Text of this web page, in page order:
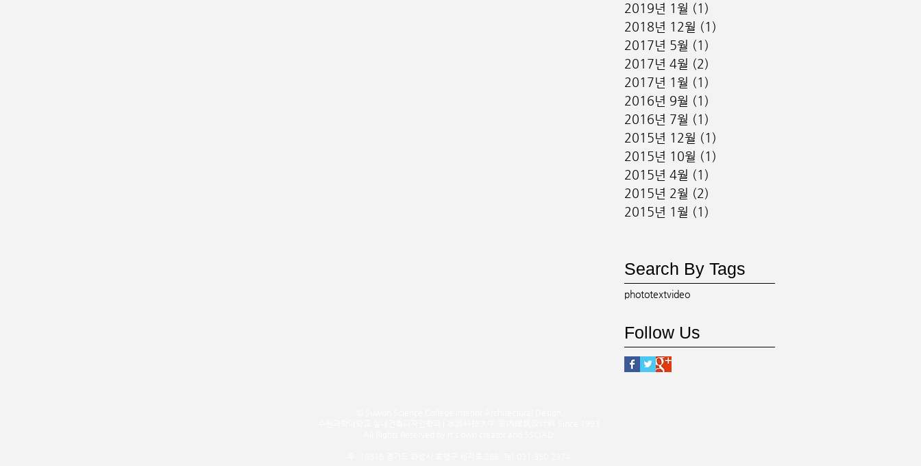
2019년 1월 (1)
2018년 12월 (1)
2017년 5월 (1)
2017년 4월 (2)
2017년 1월 (1)
2016년 9월 (1)
2016년 7월 (1)
2015년 12월 (1)
2015년 10월 (1)
2015년 4월 (1)
2015년 2월 (2)
2015년 1월 (1)
Search By Tags
phototextvideo
Follow Us